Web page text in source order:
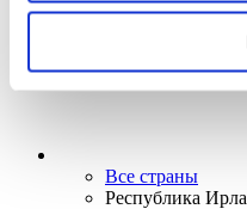
Все страны
Республика